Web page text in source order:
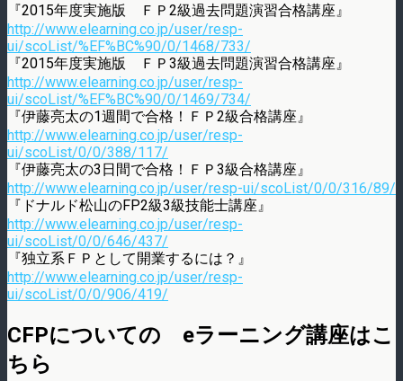
『2015年度実施版 ＦＰ2級過去問題演習合格講座』
http://www.elearning.co.jp/user/resp-
ui/scoList/%EF%BC%90/0/1468/733/
『2015年度実施版 ＦＰ3級過去問題演習合格講座』
http://www.elearning.co.jp/user/resp-
ui/scoList/%EF%BC%90/0/1469/734/
『伊藤亮太の1週間で合格！ＦＰ2級合格講座』
http://www.elearning.co.jp/user/resp-
ui/scoList/0/0/388/117/
『伊藤亮太の3日間で合格！ＦＰ3級合格講座』
http://www.elearning.co.jp/user/resp-ui/scoList/0/0/316/89/
『ドナルド松山のFP2級3級技能士講座』
http://www.elearning.co.jp/user/resp-
ui/scoList/0/0/646/437/
『独立系ＦＰとして開業するには？』
http://www.elearning.co.jp/user/resp-
ui/scoList/0/0/906/419/
CFPについての eラーニング講座はこ
ちら